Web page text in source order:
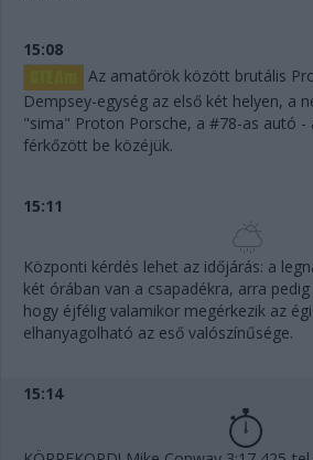
15:08
Az amatőrök között brutális
Dempsey-egység az első két helyen, a
"sima" Proton Porsche, a #78-as autó -
férkőzött be közéjük.
15:11
Központi kérdés lehet az időjárás: a
két órában van a csapadékra, arra
hogy éjfélig valamikor megérkezik az
elhanyagolható az eső valószínűsége.
15:14